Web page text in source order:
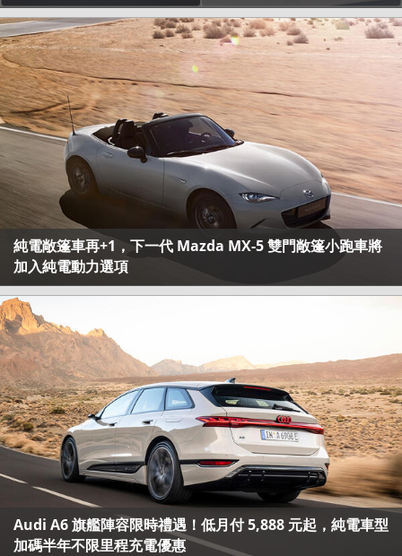
純電敞篷車再+1，下一代 Mazda MX-5 雙門敞篷小跑車將
加入純電動力選項
Audi A6 旗艦陣容限時禮遇！低月付 5,888 元起，純電車型
加碼半年不限里程充電優惠